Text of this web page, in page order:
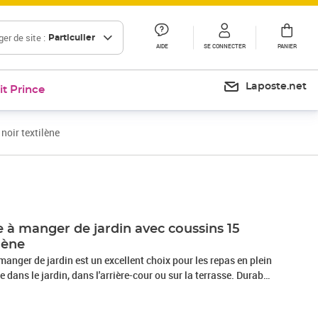
de site : Particulier
AIDE SE CONNECTER PANIER
Prince Laposte.net
noir textilène
à manger de jardin avec coussins 15
de jardin est un excellent choix pour les repas en plein
dans le jardin, dans l'arrière-cour ou sur la terrasse. Durable